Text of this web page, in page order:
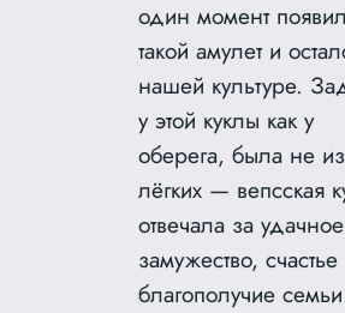
один момент
такой амулет и
нашей культуре.
у этой куклы как у
оберега, была не из
лёгких — вепсская
отвечала за удачное
замужество,
благополучие